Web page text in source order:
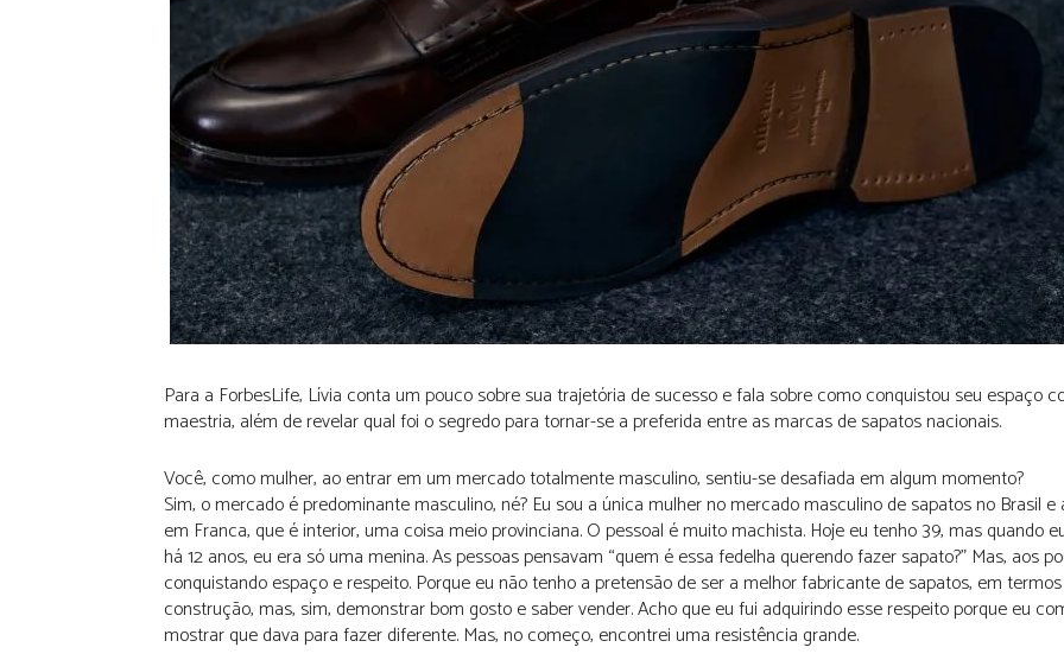
Para a ForbesLife, Lívia conta um pouco sobre sua trajetória de sucesso e fala sobre como conquistou seu espaço
maestria, além de revelar qual foi o segredo para tornar-se a preferida entre as marcas de sapatos nacionais.
Você, como mulher, ao entrar em um mercado totalmente masculino, sentiu-se desafiada em algum momento?
Sim, o mercado é predominante masculino, né? Eu sou a única mulher no mercado masculino de sapatos no Brasil e
em Franca, que é interior, uma coisa meio provinciana. O pessoal é muito machista. Hoje eu tenho 39, mas quando
há 12 anos, eu era só uma menina. As pessoas pensavam “quem é essa fedelha querendo fazer sapato?” Mas, aos
conquistando espaço e respeito. Porque eu não tenho a pretensão de ser a melhor fabricante de sapatos, em
construção, mas, sim, demonstrar bom gosto e saber vender. Acho que eu fui adquirindo esse respeito porque eu
mostrar que dava para fazer diferente. Mas, no começo, encontrei uma resistência grande.